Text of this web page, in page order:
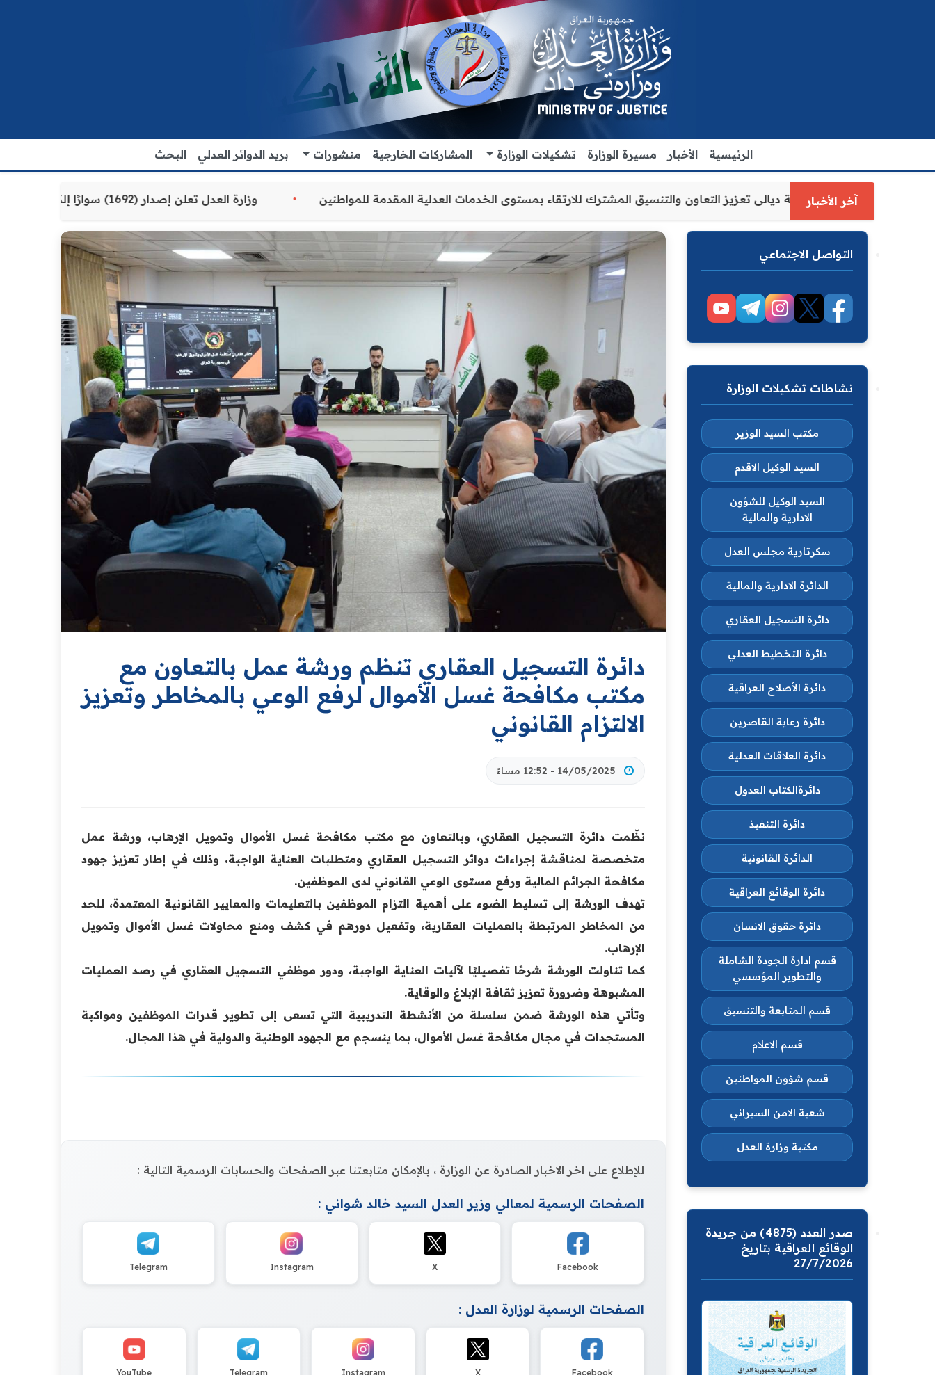
الرئيسية الأخبار مسيرة الوزارة تشكيلات الوزارة المشاركات الخارجية منشورات بريد الدوائر العدلي البحث
آخر الأخبار
العدل الاقدم يبحث مع رئيس مجلس محافظة ديالى تعزيز التعاون والتنسيق المشترك للارتقاء بمستوى الخدمات العدلية المقدمة للمواطنين وزارة العدل تعلن إصدار (1692) سوارًا إلكترونيًا لنزلاء سجن الناصرية المركزي لتنظيم التعاملات المالية داخل المؤسسات الإصلاحية
دائرة التسجيل العقاري تنظم ورشة عمل بالتعاون مع
مكتب مكافحة غسل الأموال لرفع الوعي بالمخاطر وتعزيز
الالتزام القانوني
14/05/2025 - 12:52 مساءً
نظّمت دائرة التسجيل العقاري، وبالتعاون مع مكتب مكافحة غسل الأموال وتمويل الإرهاب، ورشة عمل
متخصصة لمناقشة إجراءات دوائر التسجيل العقاري ومتطلبات العناية الواجبة، وذلك في إطار تعزيز جهود
مكافحة الجرائم المالية ورفع مستوى الوعي القانوني لدى الموظفين.
تهدف الورشة إلى تسليط الضوء على أهمية التزام الموظفين بالتعليمات والمعايير القانونية المعتمدة، للحد
من المخاطر المرتبطة بالعمليات العقارية، وتفعيل دورهم في كشف ومنع محاولات غسل الأموال وتمويل
الإرهاب.
كما تناولت الورشة شرحًا تفصيليًا لآليات العناية الواجبة، ودور موظفي التسجيل العقاري في رصد العمليات
المشبوهة وضرورة تعزيز ثقافة الإبلاغ والوقاية.
وتأتي هذه الورشة ضمن سلسلة من الأنشطة التدريبية التي تسعى إلى تطوير قدرات الموظفين ومواكبة
المستجدات في مجال مكافحة غسل الأموال، بما ينسجم مع الجهود الوطنية والدولية في هذا المجال.
للإطلاع على اخر الاخبار الصادرة عن الوزارة ، بالإمكان متابعتنا عبر الصفحات والحسابات الرسمية التالية :
الصفحات الرسمية لمعالي وزير العدل السيد خالد شواني :
Facebook
X
Instagram
Telegram
الصفحات الرسمية لوزارة العدل :
Facebook
X
Instagram
Telegram
YouTube
التواصل الاجتماعي
نشاطات تشكيلات الوزارة
مكتب السيد الوزير
السيد الوكيل الاقدم
السيد الوكيل للشؤون
الادارية والمالية
سكرتارية مجلس العدل
الدائرة الادارية والمالية
دائرة التسجيل العقاري
دائرة التخطيط العدلي
دائرة الأصلاح العراقية
دائرة رعاية القاصرين
دائرة العلاقات العدلية
دائرةالكتاب العدول
دائرة التنفيذ
الدائرة القانونية
دائرة الوقائع العراقية
دائرة حقوق الانسان
قسم ادارة الجودة الشاملة
والتطوير المؤسسي
قسم المتابعة والتنسيق
قسم الاعلام
قسم شؤون المواطنين
شعبة الامن السبراني
مكتبة وزارة العدل
صدر العدد (4875) من جريدة
الوقائع العراقية بتاريخ
27/7/2026